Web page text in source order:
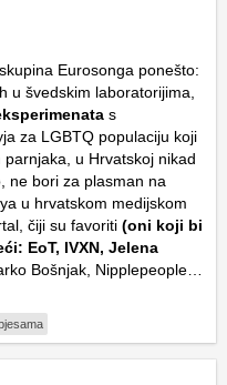
Eurosonga ponešto:
u švedskim laboratorijima,
s
za LGBTQ populaciju koji
u Hrvatskoj nikad
ne bori za plasman na
u hrvatskom medijskom
čiji su favoriti (oni koji bi
EoT, IVXN, Jelena
Bošnjak, Nipplepeople…